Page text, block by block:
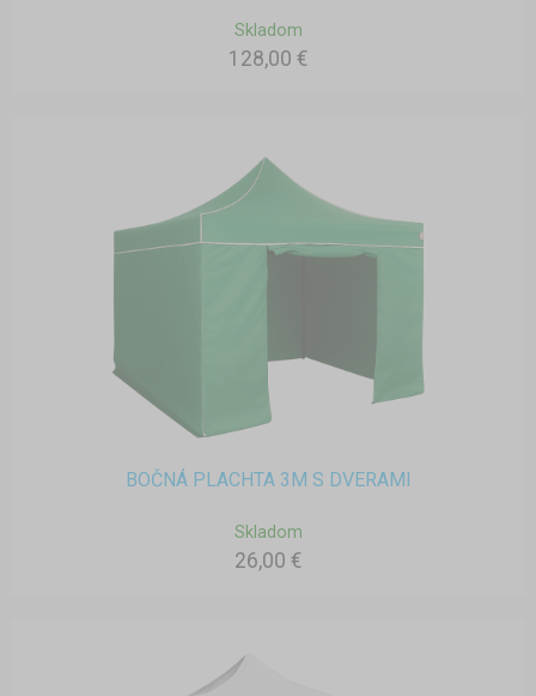
Skladom
128,00 €
BOČNÁ PLACHTA 3M S DVERAMI
Skladom
26,00 €